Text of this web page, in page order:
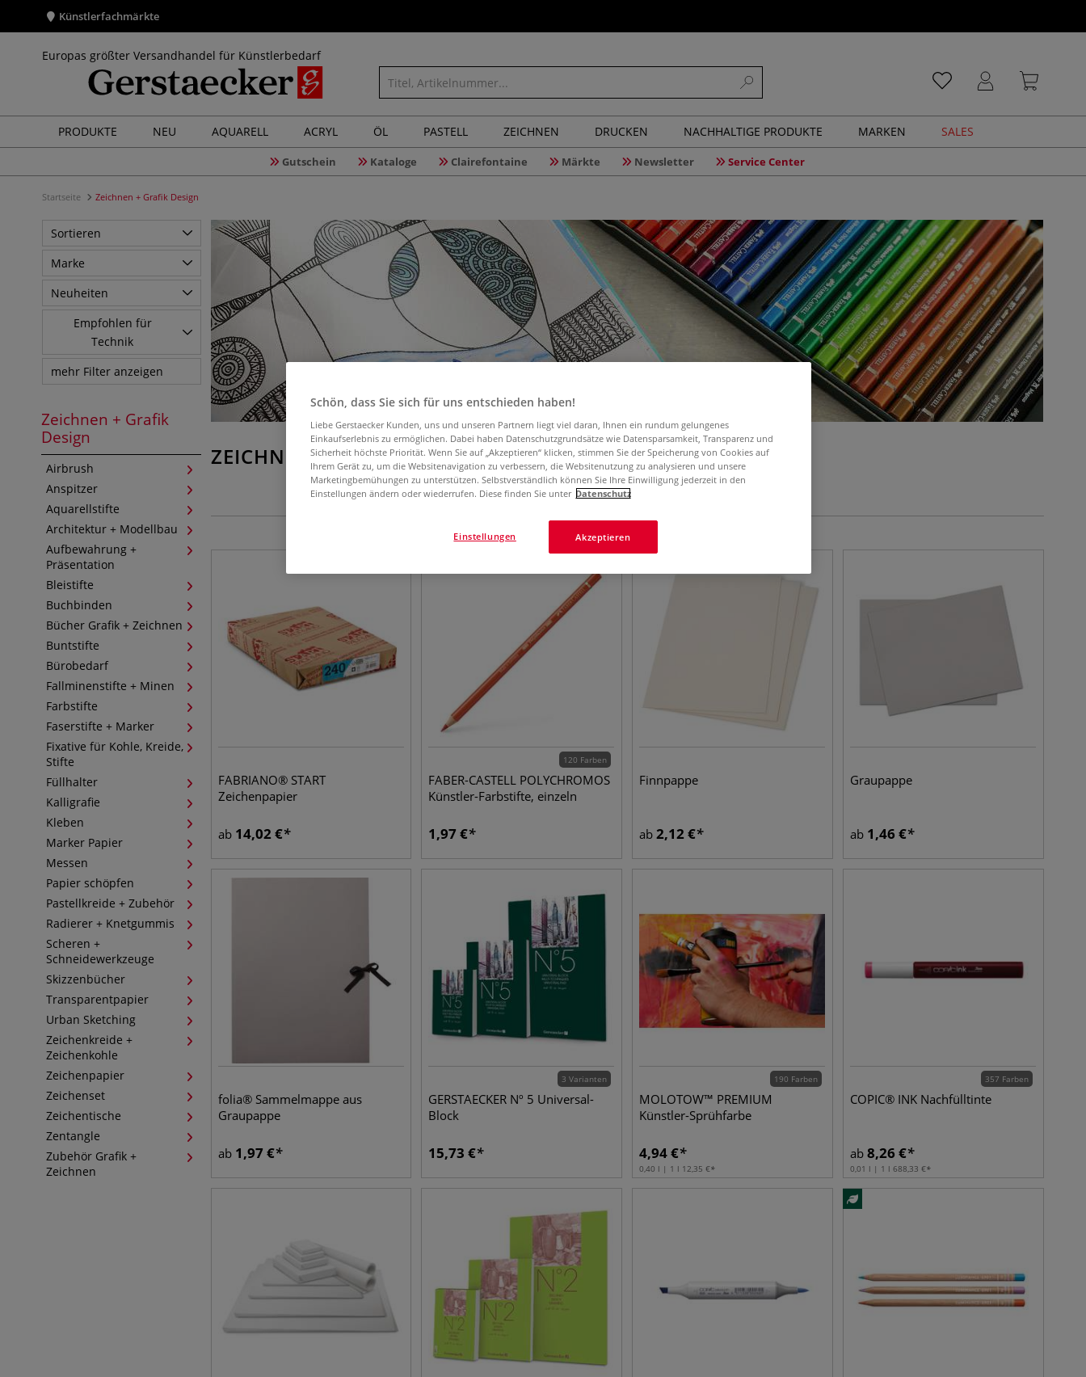
Künstlerfachmärkte
Europas größter Versandhandel für Künstlerbedarf
PRODUKTE NEU AQUARELL ACRYL ÖL PASTELL ZEICHNEN DRUCKEN NACHHALTIGE PRODUKTE MARKEN SALES
Gutschein Kataloge Clairefontaine Märkte Newsletter Service Center
Startseite Zeichnen + Grafik Design
Sortieren
Marke
Neuheiten
Empfohlen für
Technik
mehr Filter anzeigen
Zeichnen + Grafik
Design
Airbrush
Anspitzer
Aquarellstifte
Architektur + Modellbau
Aufbewahrung +
Präsentation
Bleistifte
Buchbinden
Bücher Grafik + Zeichnen
Buntstifte
Bürobedarf
Fallminenstifte + Minen
Farbstifte
Faserstifte + Marker
Fixative für Kohle, Kreide,
Stifte
Füllhalter
Kalligrafie
Kleben
Marker Papier
Messen
Papier schöpfen
Pastellkreide + Zubehör
Radierer + Knetgummis
Scheren +
Schneidewerkzeuge
Skizzenbücher
Transparentpapier
Urban Sketching
Zeichenkreide +
Zeichenkohle
Zeichenpapier
Zeichenset
Zeichentische
Zentangle
Zubehör Grafik +
Zeichnen
ZEICHNEN + GRAFIK DESIGN
FABRIANO® START
Zeichenpapier
ab 14,02 €
120 Farben
FABER-CASTELL POLYCHROMOS
Künstler-Farbstifte, einzeln
1,97 €
Finnpappe
ab 2,12 €
Graupappe
ab 1,46 €
folia® Sammelmappe aus
Graupappe
ab 1,97 €
3 Varianten
GERSTAECKER Nº 5 Universal-
Block
15,73 €
190 Farben
MOLOTOW™ PREMIUM
Künstler-Sprühfarbe
4,94€
0,40 l | 1 l 12,35 €
357 Farben
COPIC® INK Nachfülltinte
ab 8,26 €
0,01 l | 1 l 688,33 €
Schön, dass Sie sich für uns entschieden haben!
Liebe Gerstaecker Kunden, uns und unseren Partnern liegt viel daran, Ihnen ein rundum gelungenes
Einkaufserlebnis zu ermöglichen. Dabei haben Datenschutzgrundsätze wie Datensparsamkeit, Transparenz und
Sicherheit höchste Priorität. Wenn Sie auf „Akzeptieren“ klicken, stimmen Sie der Speicherung von Cookies auf
Ihrem Gerät zu, um die Websitenavigation zu verbessern, die Websitenutzung zu analysieren und unsere
Marketingbemühungen zu unterstützen. Selbstverständlich können Sie Ihre Einwilligung jederzeit in den
Einstellungen ändern oder wiederrufen. Diese finden Sie unter Datenschutz
Akzeptieren
Einstellungen